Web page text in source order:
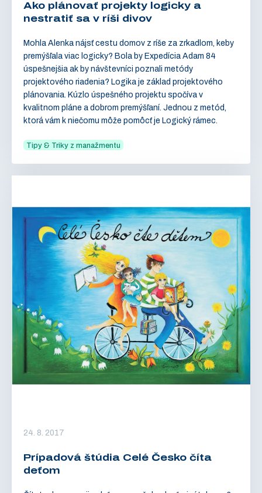
Ako plánovať projekty logicky a
nestratiť sa v ríši divov
Mohla Alenka nájsť cestu domov z ríše za zrkadlom, keby
premýšľala viac logicky? Bola by Expedícia Adam 84
úspešnejšia ak by návštevníci poznali metódy
projektového riadenia? Logika je základ projektového
plánovania. Kúzlo úspešného projektu spočíva v
kvalitnom pláne a dobrom premýšľaní. Jednou z metód,
ktorá vám k niečomu môže pomôcť je Logický rámec.
Tipy & Triky z manažmentu
24. 8. 2017
Prípadová štúdia Celé Česko číta
deťom